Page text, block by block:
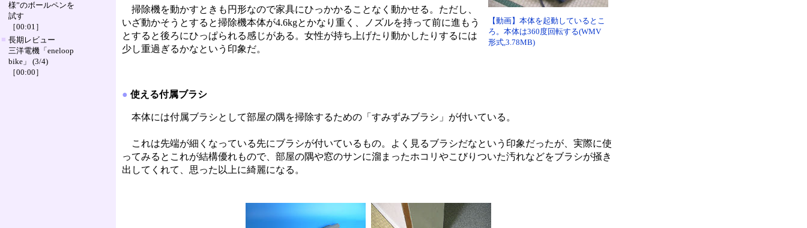
様”のボールペンを
試す
［00:01］
■ 長期レビュー
三洋電機「eneloop
bike」 (3/4)
［00:00］
【動画】本体を起動しているとこ
ろ。本体は360度回転する(WMV
形式,3.78MB)
掃除機を動かすときも円形なので家具にひっかかることなく動かせる。ただし、
いざ動かそうとすると掃除機本体が4.6kgとかなり重く、ノズルを持って前に進もう
とすると後ろにひっぱられる感じがある。女性が持ち上げたり動かしたりするには
少し重過ぎるかなという印象だ。
● 使える付属ブラシ
本体には付属ブラシとして部屋の隅を掃除するための「すみずみブラシ」が付いている。
これは先端が細くなっている先にブラシが付いているもの。よく見るブラシだなという印象だったが、実際に使
ってみるとこれが結構優れもので、部屋の隅や窓のサンに溜まったホコリやこびりついた汚れなどをブラシが掻き
出してくれて、思った以上に綺麗になる。